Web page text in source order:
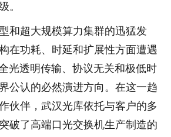
。
超大规模算力集群的迅猛发
在功耗、时延和扩展性方面遭遇
光透明传输、协议无关和极低时
公认的必然演进方向。在这一趋
伙伴，武汉光库依托与客户的多
破了高端口光交换机生产制造的